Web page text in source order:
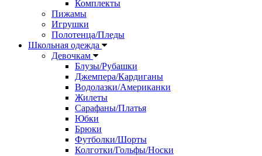
Комплекты
Пижамы
Игрушки
Полотенца/Пледы
Школьная одежда
Девочкам
Блузы/Рубашки
Джемпера/Кардиганы
Водолазки/Американки
Жилеты
Сарафаны/Платья
Юбки
Брюки
Футболки/Шорты
Колготки/Гольфы/Носки